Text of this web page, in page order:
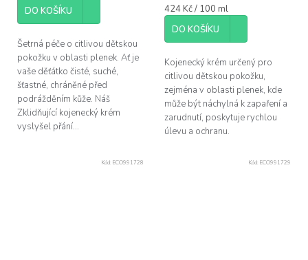
DO KOŠÍKU
Šetrná péče o citlivou dětskou
pokožku v oblasti plenek. Ať je
vaše děťátko čisté, suché,
šťastné, chráněné před
podrážděním kůže. Náš
Zklidňující kojenecký krém
vyslyšel přání...
Měrná
cena:
424 Kč / 100 ml
DO KOŠÍKU
Kojenecký krém určený pro
citlivou dětskou pokožku,
zejména v oblasti plenek, kde
může být náchylná k zapaření a
zarudnutí, poskytuje rychlou
úlevu a ochranu.
Kód: ECO991728 Kód: ECO991729